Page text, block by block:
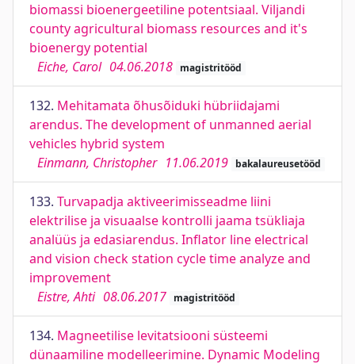
biomassi bioenergeetiline potentsiaal. Viljandi
county agricultural biomass resources and it's
bioenergy potential
Eiche, Carol 04.06.2018 magistritööd
132. Mehitamata õhusõiduki hübriidajami
arendus. The development of unmanned aerial
vehicles hybrid system
Einmann, Christopher 11.06.2019 bakalaureusetööd
133. Turvapadja aktiveerimisseadme liini
elektrilise ja visuaalse kontrolli jaama tsükliaja
analüüs ja edasiarendus. Inflator line electrical
and vision check station cycle time analyze and
improvement
Eistre, Ahti 08.06.2017 magistritööd
134. Magneetilise levitatsiooni süsteemi
dünaamiline modelleerimine. Dynamic Modeling